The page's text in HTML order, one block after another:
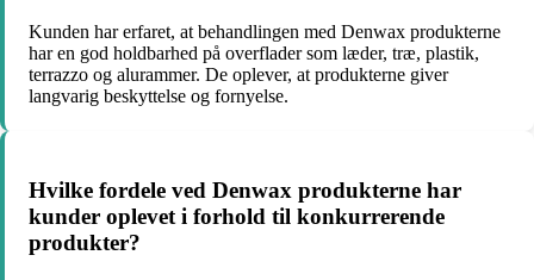
Kunden har erfaret, at behandlingen med Denwax produkterne
har en god holdbarhed på overflader som læder, træ, plastik,
terrazzo og alurammer. De oplever, at produkterne giver
langvarig beskyttelse og fornyelse.
Hvilke fordele ved Denwax produkterne har
kunder oplevet i forhold til konkurrerende
produkter?